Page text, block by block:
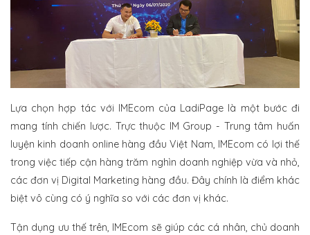
Lựa chọn hợp tác với IMEcom của LadiPage là một bước đi
mang tính chiến lược. Trực thuộc IM Group - Trung tâm huấn
luyện kinh doanh online hàng đầu Việt Nam, IMEcom có lợi thế
trong việc tiếp cận hàng trăm nghìn doanh nghiệp vừa và nhỏ,
các đơn vị Digital Marketing hàng đầu. Đây chính là điểm khác
biệt vô cùng có ý nghĩa so với các đơn vị khác.
Tận dụng ưu thế trên, IMEcom sẽ giúp các cá nhân, chủ doanh